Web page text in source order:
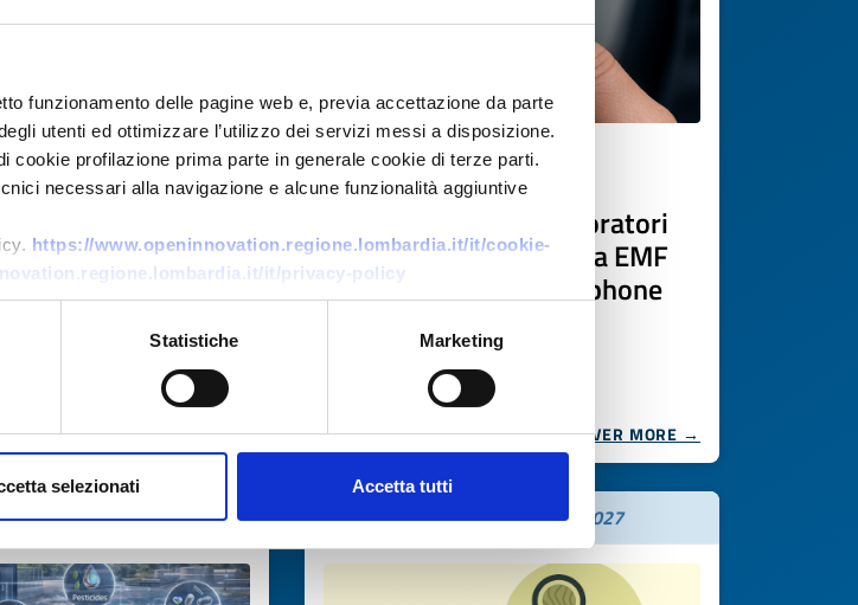
funzionamento delle pagine web e, previa accettazione da parte
utenti ed ottimizzare l’utilizzo dei servizi messi a disposizione.
cookie profilazione prima parte in generale cookie di terze parti.
necessari alla navigazione e alcune funzionalità aggiuntive
https://www.openinnovation.regione.lombardia.it/it/cookie-
it/privacy-policy
Statistiche Marketing
selezionati Accetta tutti
per sistema
rinnovabile multi-
DISCOVER MORE →
Technology request
PMI slovena cerca laboratori
per test di schermatura EMF
su custodie per smartphone
ID: TRSI20260415013
DISCOVER MORE →
on07 maggio 2027 Expires on08 maggio 2027